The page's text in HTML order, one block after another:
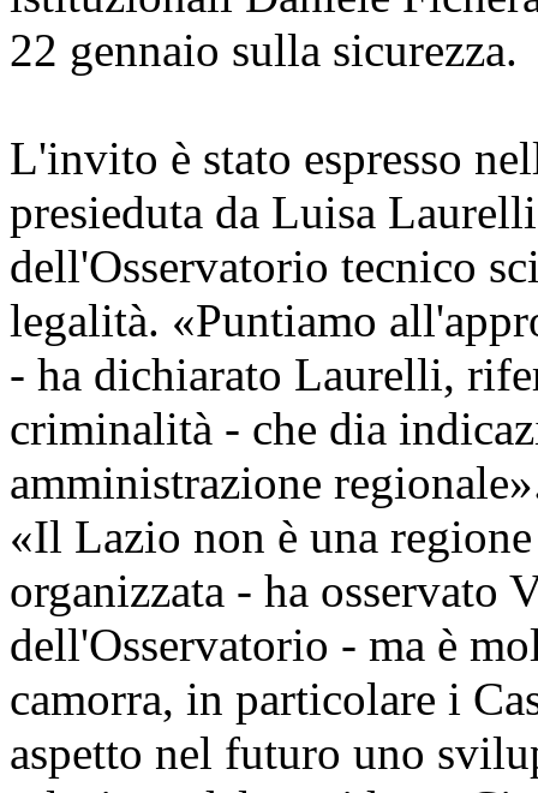
22 gennaio sulla sicurezza.
L'invito è stato espresso
presieduta da Luisa
dell'Osservatorio tecnico
legalità. «Puntiamo
- ha dichiarato Laurelli,
criminalità - che dia
amministrazione
«Il Lazio non è una
organizzata - ha osservato
dell'Osservatorio - ma è
camorra, in particolare i
aspetto nel futuro uno